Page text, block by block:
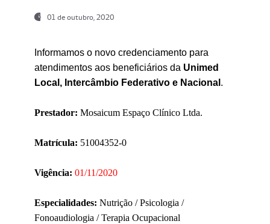
01 de outubro, 2020
Informamos o novo credenciamento para
atendimentos aos beneficiários da Unimed
Local, Intercâmbio Federativo e Nacional .
Prestador: Mosaicum Espaço Clínico Ltda.
Matrícula: 51004352-0
Vigência: 01/11/2020
Especialidades: Nutrição / Psicologia /
Fonoaudiologia / Terapia Ocupacional